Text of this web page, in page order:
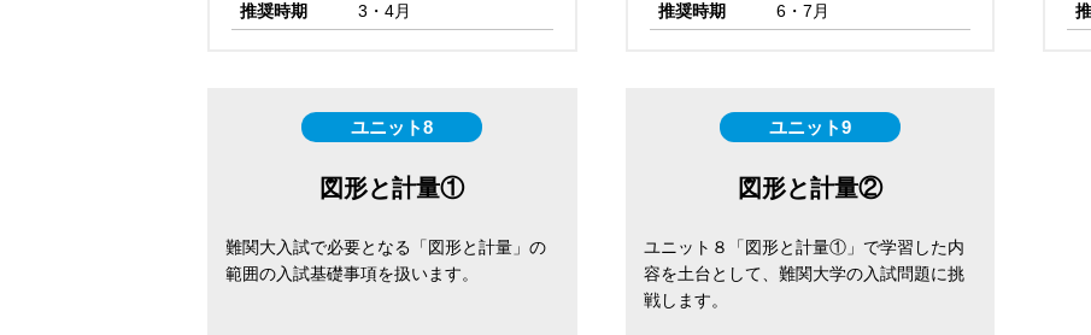
推奨時期 3・4月 推奨時期 6・7月
ユニット8
図形と計量①
難関大入試で必要となる「図形と計量」の
範囲の入試基礎事項を扱います。
ユニット9
図形と計量②
ユニット８「図形と計量①」で学習した内
容を土台として、難関大学の入試問題に挑
戦します。